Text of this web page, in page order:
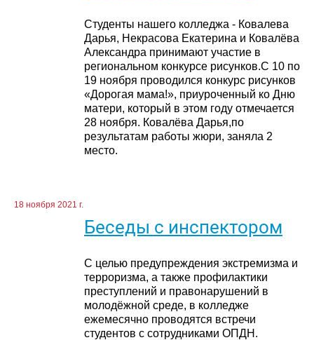
Студенты нашего колледжа - Ковалева
Дарья, Некрасова Екатерина и Ковалёва
Александра принимают участие в
региональном конкурсе рисунков.С 10 по
19 ноября проводился конкурс рисунков
«Дорогая мама!», приуроченный ко Дню
матери, который в этом году отмечается
28 ноября. Ковалёва Дарья,по
результатам работы жюри, заняла 2
место.
18 ноября 2021 г.
Беседы с инспектором
С целью предупреждения экстремизма и
терроризма, а также профилактики
преступлений и правонарушений в
молодёжной среде, в колледже
ежемесячно проводятся встречи
студентов с сотрудниками ОПДН.